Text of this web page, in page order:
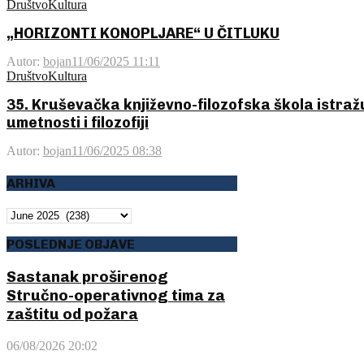
DruštvoKultura
„HORIZONTI KONOPLJARE“ U ČITLUKU
Autor: bojan11/06/2025 11:11
DruštvoKultura
35. Kruševačka književno-filozofska škola
umetnosti i filozofiji
Autor: bojan11/06/2025 08:38
ARHIVA
ARHIVA
POSLEDNJE OBJAVE
Sastanak proširenog
Stručno-operativnog tima za
zaštitu od požara
06/08/2026 20:02